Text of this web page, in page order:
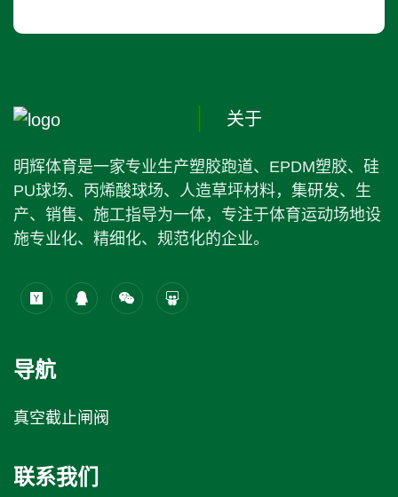
关于
明辉体育是一家专业生产塑胶跑道、EPDM塑胶、硅
PU球场、丙烯酸球场、人造草坪材料，集研发、生
产、销售、施工指导为一体，专注于体育运动场地设
施专业化、精细化、规范化的企业。
导航
真空截止闸阀
联系我们